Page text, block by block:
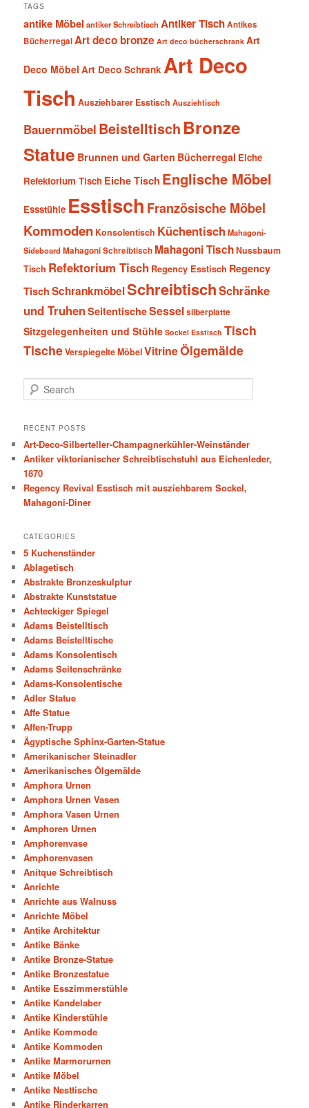
TAGS
antike Möbel antiker Schreibtisch Antiker TischAntikes
BücherregalArt deco bronze Art deco bücherschrank Art
Deco Möbel Art Deco Schrank Art Deco
Tisch Ausziehbarer Esstisch Ausziehtisch
Bauernmöbel Beistelltisch Bronze
Statue Brunnen und Garten Bücherregal Eiche
Refektorium Tisch Eiche Tisch Englische Möbel
Essstühle Esstisch Französische Möbel
Kommoden Konsolentisch Küchentisch Mahagoni-
SideboardMahagoni Schreibtisch Mahagoni TischNussbaum
Tisch Refektorium Tisch Regency Esstisch Regency
Tisch SchrankmöbelSchreibtischSchränke
und TruhenSeitentischeSesselsilberplatte
Sitzgelegenheiten und Stühle Sockel Esstisch Tisch
TischeVerspiegelte MöbelVitrineÖlgemälde
e
r
h
RECENT POSTS
Art-Deco-Silberteller-Champagnerkühler-Weinständer
Antiker viktorianischer Schreibtischstuhl aus Eichenleder,
1870
Regency Revival Esstisch mit ausziehbarem Sockel,
Mahagoni-Diner
CATEGORIES
5 Kuchenständer
Ablagetisch
Abstrakte Bronzeskulptur
Abstrakte Kunststatue
Achteckiger Spiegel
Adams Beistelltisch
Adams Beistelltische
Adams Konsolentisch
Adams Seitenschränke
Adams-Konsolentische
Adler Statue
Affe Statue
Affen-Trupp
Ägyptische Sphinx-Garten-Statue
Amerikanischer Steinadler
Amerikanisches Ölgemälde
Amphora Urnen
Amphora Urnen Vasen
Amphora Vasen Urnen
Amphoren Urnen
Amphorenvase
Amphorenvasen
Anitque Schreibtisch
Anrichte
Anrichte aus Walnuss
Anrichte Möbel
Antike Architektur
Antike Bänke
Antike Bronze-Statue
Antike Bronzestatue
Antike Esszimmerstühle
Antike Kandelaber
Antike Kinderstühle
Antike Kommode
Antike Kommoden
Antike Marmorurnen
Antike Möbel
Antike Nesttische
Antike Rinderkarren